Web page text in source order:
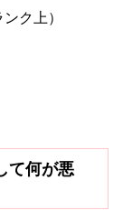
ンク上）
て何が悪